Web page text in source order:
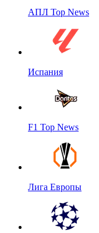
АПЛ Top News
Испания
F1 Top News
Лига Европы